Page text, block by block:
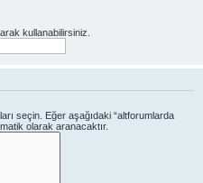
kullanabilirsiniz.
seçin. Eğer aşağıdaki “altforumlarda
olarak aranacaktır.